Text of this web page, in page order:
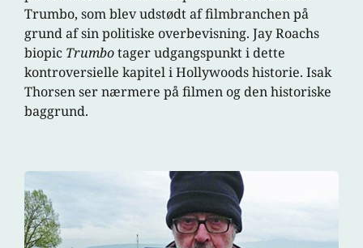
Trumbo, som blev udstødt af filmbranchen på
grund af sin politiske overbevisning. Jay Roachs
biopic Trumbotager udgangspunkt i dette
kontroversielle kapitel i Hollywoods historie. Isak
Thorsen ser nærmere på filmen og den historiske
baggrund.